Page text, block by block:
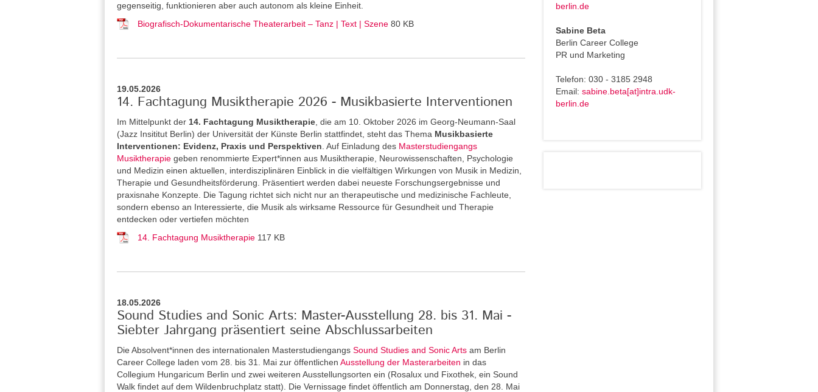
gegenseitig, funktionieren aber auch autonom als kleine Einheit.
Biografisch-Dokumentarische Theaterarbeit – Tanz | Text | Szene 80 KB
19.05.2026
14. Fachtagung Musiktherapie 2026 - Musikbasierte Interventionen
Im Mittelpunkt der 14. Fachtagung Musiktherapie , die am 10. Oktober 2026 im Georg-Neumann-Saal
(Jazz Insititut Berlin) der Universität der Künste Berlin stattfindet, steht das Thema Musikbasierte
Interventionen: Evidenz, Praxis und Perspektiven . Auf Einladung des Masterstudiengangs
Musiktherapie geben renommierte Expert*innen aus Musiktherapie, Neurowissenschaften, Psychologie
und Medizin einen aktuellen, interdisziplinären Einblick in die vielfältigen Wirkungen von Musik in Medizin,
Therapie und Gesundheitsförderung. Präsentiert werden dabei neueste Forschungsergebnisse und
praxisnahe Konzepte. Die Tagung richtet sich nicht nur an therapeutische und medizinische Fachleute,
sondern ebenso an Interessierte, die Musik als wirksame Ressource für Gesundheit und Therapie
entdecken oder vertiefen möchten
14. Fachtagung Musiktherapie 117 KB
18.05.2026
Sound Studies and Sonic Arts: Master-Ausstellung 28. bis 31. Mai -
Siebter Jahrgang präsentiert seine Abschlussarbeiten
Die Absolvent*innen des internationalen Masterstudiengangs Sound Studies and Sonic Arts am Berlin
Career College laden vom 28. bis 31. Mai zur öffentlichen Ausstellung der Masterarbeiten in das
Collegium Hungaricum Berlin und zwei weiteren Ausstellungsorten ein (Rosalux und Fixothek, ein Sound
Walk findet auf dem Wildenbruchplatz statt). Die Vernissage findet öffentlich am Donnerstag, den 28. Mai
berlin.de
Sabine Beta
Berlin Career College
PR und Marketing
Telefon: 030 - 3185 2948
Email:sabine.beta[at]intra.udk-
berlin.de